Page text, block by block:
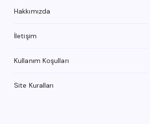
Hakkımızda
İletişim
Kullanım Koşulları
Site Kuralları